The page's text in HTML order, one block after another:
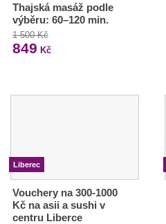
Thajská masáž podle
výběru: 60–120 min.
1 500 Kč
849 Kč
Liberec
Vouchery na 300-1000
Kč na asii a sushi v
centru Liberce